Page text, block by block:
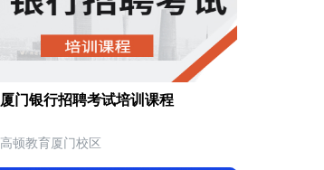
厦门银行招聘考试培训课程
高顿教育厦门校区